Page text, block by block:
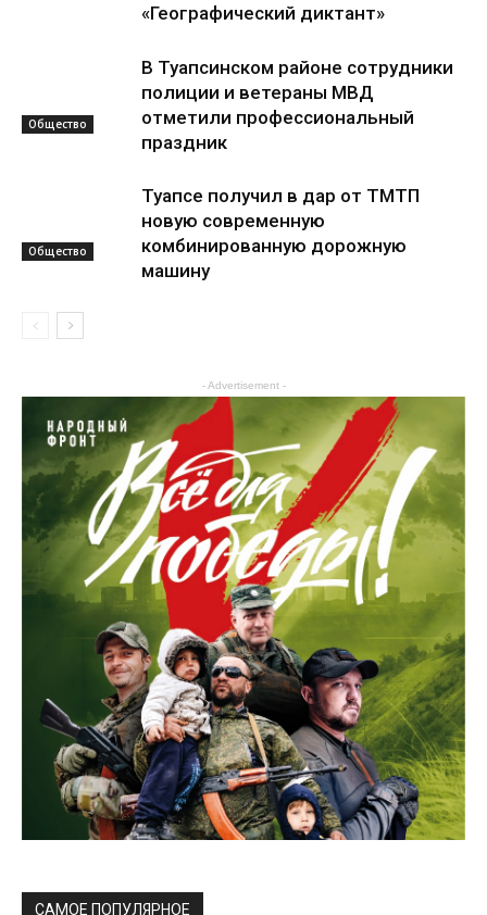
Общество
«Географический диктант»
Общество
В Туапсинском районе сотрудники
полиции и ветераны МВД
отметили профессиональный
праздник
Туапсе получил в дар от ТМТП
новую современную
комбинированную дорожную
машину
- Advertisement -
САМОЕ ПОПУЛЯРНОЕ